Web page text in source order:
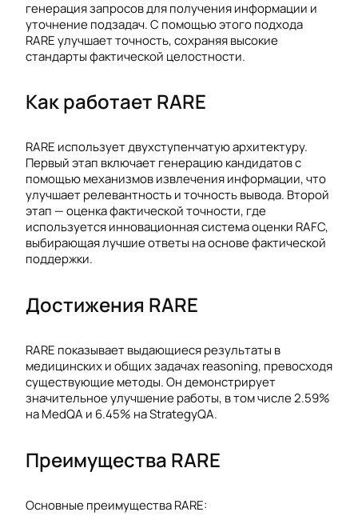
генерация запросов для получения информации и
уточнение подзадач. С помощью этого подхода
RARE улучшает точность, сохраняя высокие
стандарты фактической целостности.
Как работает RARE
RARE использует двухступенчатую архитектуру.
Первый этап включает генерацию кандидатов с
помощью механизмов извлечения информации, что
улучшает релевантность и точность вывода. Второй
этап — оценка фактической точности, где
используется инновационная система оценки RAFC,
выбирающая лучшие ответы на основе фактической
поддержки.
Достижения RARE
RARE показывает выдающиеся результаты в
медицинских и общих задачах reasoning, превосходя
существующие методы. Он демонстрирует
значительное улучшение работы, в том числе 2.59%
на MedQA и 6.45% на StrategyQA.
Преимущества RARE
Основные преимущества RARE: